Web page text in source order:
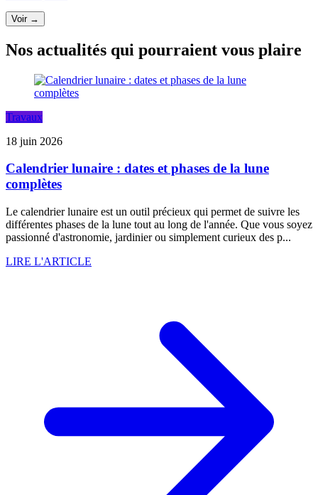
Voir →
Nos actualités qui pourraient vous plaire
Travaux
18 juin 2026
Calendrier lunaire : dates et phases de la lune
complètes
Le calendrier lunaire est un outil précieux qui permet de suivre les
différentes phases de la lune tout au long de l'année. Que vous soyez
passionné d'astronomie, jardinier ou simplement curieux des p...
LIRE L'ARTICLE